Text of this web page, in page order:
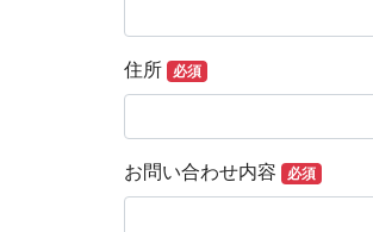
住所 必須
お問い合わせ内容 必須